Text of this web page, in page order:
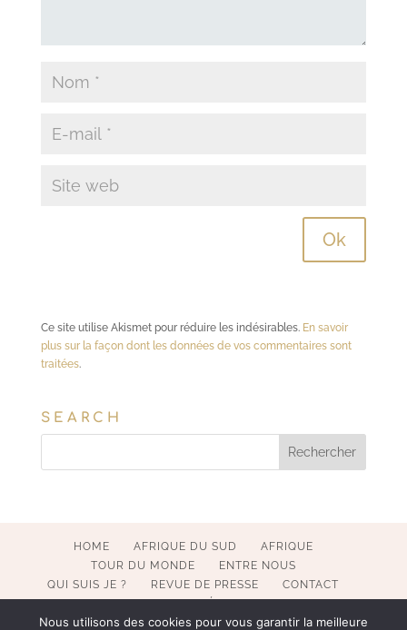
Ce site utilise Akismet pour réduire les indésirables. En savoir
plus sur la façon dont les données de vos commentaires sont
traitées.
SEARCH
HOME AFRIQUE DU SUD
AFRIQUE
TOUR DU MONDE
ENTRE NOUS
QUI SUIS JE ?
REVUE DE PRESSE
CONTACT
Nous utilisons des cookies pour vous garantir la meilleure